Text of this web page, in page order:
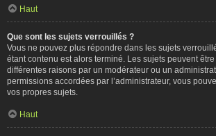
Haut
Que sont les sujets verrouillés ?
Vous ne pouvez plus répondre dans les sujets
étant contenu est alors terminé. Les sujets peuvent
différentes raisons par un modérateur ou un
permissions accordées par l’administrateur, vous
vos propres sujets.
Haut